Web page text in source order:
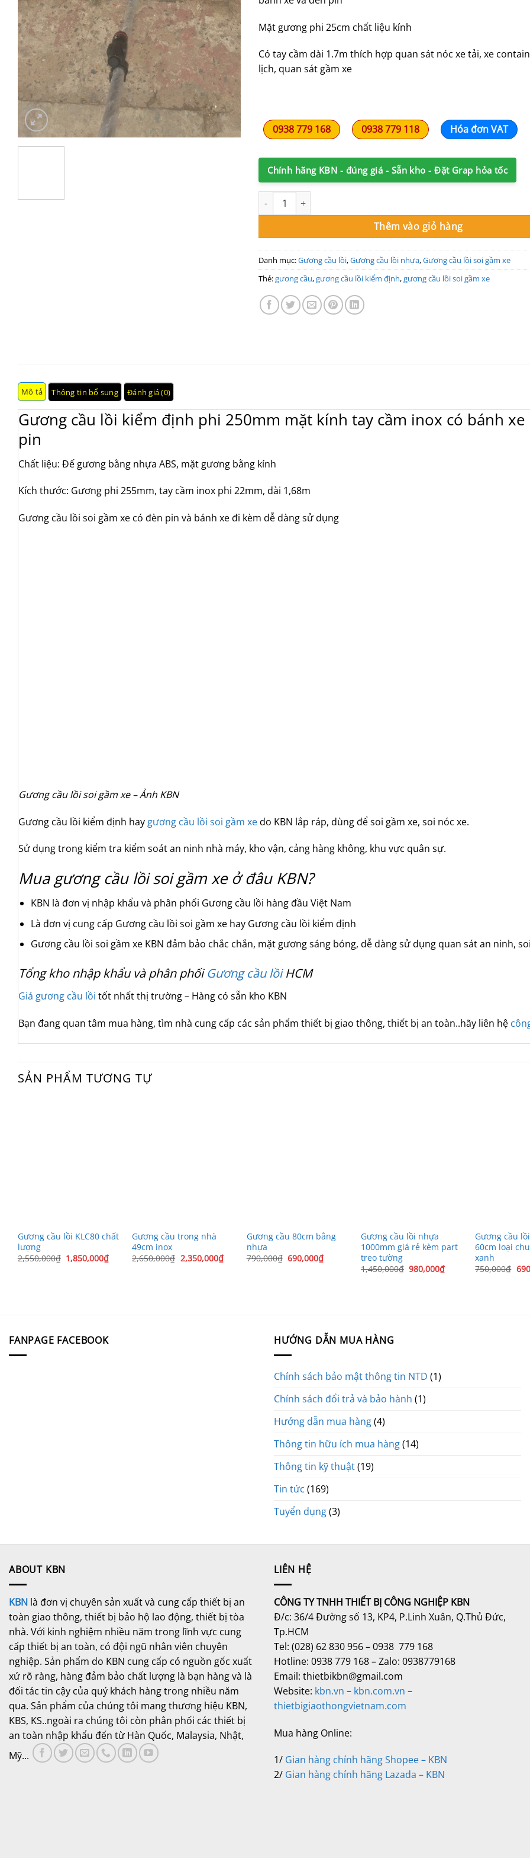
810,000₫.
690,000₫.
Mặt gương phi 25cm chất liệu kính
Có tay cầm dài 1.7m thích hợp quan sát nóc xe tải, xe
lịch, quan sát gầm xe
0938 779 168 0938 779 118 Hóa đơn VAT
Chính hãng KBN - đúng giá - Sẵn kho - Đặt Grap hỏa tốc
Gương cầu lồi kiểm định 250mm soi gầm hay nóc xe số lượng
Thêm vào giỏ hàng
Danh mục:Gương cầu lồi,Gương cầu lồi nhựa,Gương cầu lồi soi gầm xe
Thẻ:gương cầu,gương cầu lồi kiểm định,gương cầu lồi soi gầm xe
Mô tả Thông tin bổ sung Đánh giá (0)
Gương cầu lồi kiểm định phi 250mm mặt kính tay cầm inox có bánh xe
pin
Chất liệu: Đế gương bằng nhựa ABS, mặt gương bằng kính
Kích thước: Gương phi 255mm, tay cầm inox phi 22mm, dài 1,68m
Gương cầu lồi soi gầm xe có đèn pin và bánh xe đi kèm dễ dàng sử dụng
Gương cầu lồi soi gầm xe – Ảnh KBN
Gương cầu lồi kiểm định hay gương cầu lồi soi gầm xedo KBN lắp ráp, dùng để soi gầm xe, soi nóc xe.
Sử dụng trong kiểm tra kiểm soát an ninh nhà máy, kho vận, cảng hàng không, khu vực quân sự.
Mua gương cầu lồi soi gầm xe ở đâu KBN?
KBN là đơn vị nhập khẩu và phân phối Gương cầu lồi hàng đầu Việt Nam
Là đơn vị cung cấp Gương cầu lồi soi gầm xe hay Gương cầu lồi kiểm định
Gương cầu lồi soi gầm xe KBN đảm bảo chắc chắn, mặt gương sáng bóng, dễ dàng sử dụng quan sát an ninh,
Tổng kho nhập khẩu và phân phốiGương cầu lồiHCM
Giá gương cầu lồi tốt nhất thị trường – Hàng có sẵn kho KBN
Bạn đang quan tâm mua hàng, tìm nhà cung cấp các sản phẩm thiết bị giao thông, thiết bị an toàn..hãy liên hệ
SẢN PHẨM TƯƠNG TỰ
Gương cầu lồi KLC80 chất
lượng
2,550,000₫ Giá
1,850,000₫Giá
hiện
Gương cầu trong nhà
49cm inox
2,650,000₫ Giá
2,350,000₫Giá
hiện
Gương cầu 80cm bằng
nhựa
790,000₫ Giá
690,000₫Giá
hiện
Gương cầu lồi nhựa
1000mm giá rẻ kèm part
treo tường
1,450,000₫ Giá
980,000₫Giá
hiện
Gương cầu
60cm loại
xanh
750,000₫ Giá
FANPAGE FACEBOOK HƯỚNG DẪN MUA HÀNG
Chính sách bảo mật thông tin NTD (1)
Chính sách đổi trả và bảo hành (1)
Hướng dẫn mua hàng(4)
Thông tin hữu ích mua hàng(14)
Thông tin kỹ thuật(19)
Tin tức (169)
Tuyển dụng(3)
ABOUT KBN
KBN là đơn vị chuyên sản xuất và cung cấp thiết bị an
toàn giao thông, thiết bị bảo hộ lao động, thiết bị tòa
nhà. Với kinh nghiệm nhiều năm trong lĩnh vực cung
cấp thiết bị an toàn, có đội ngũ nhân viên chuyên
nghiệp. Sản phẩm do KBN cung cấp có nguồn gốc xuất
xứ rõ ràng, hàng đảm bảo chất lượng là bạn hàng và là
đối tác tin cậy của quý khách hàng trong nhiều năm
qua. Sản phẩm của chúng tôi mang thương hiệu KBN,
KBS, KS..ngoài ra chúng tôi còn phân phối các thiết bị
an toàn nhập khẩu đến từ Hàn Quốc, Malaysia, Nhật,
Mỹ...
LIÊN HỆ
CÔNG TY TNHH THIẾT BỊ CÔNG NGHIỆP KBN
Đ/c: 36/4 Đường số 13, KP4, P.Linh Xuân, Q.Thủ Đức,
Tp.HCM
Tel: (028) 62 830 956 – 0938 779 168
Hotline: 0938 779 168 – Zalo: 0938779168
Email: thietbikbn@gmail.com
Website: kbn.vn – kbn.com.vn –
thietbigiaothongvietnam.com
Mua hàng Online:
1/ Gian hàng chính hãng Shopee – KBN
2/ Gian hàng chính hãng Lazada – KBN